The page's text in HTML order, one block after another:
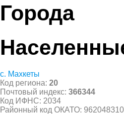
Города
с. Махкеты
Код региона: 20
Почтовый индекс: 366344
Код ИФНС: 2034
Районный код ОКАТО: